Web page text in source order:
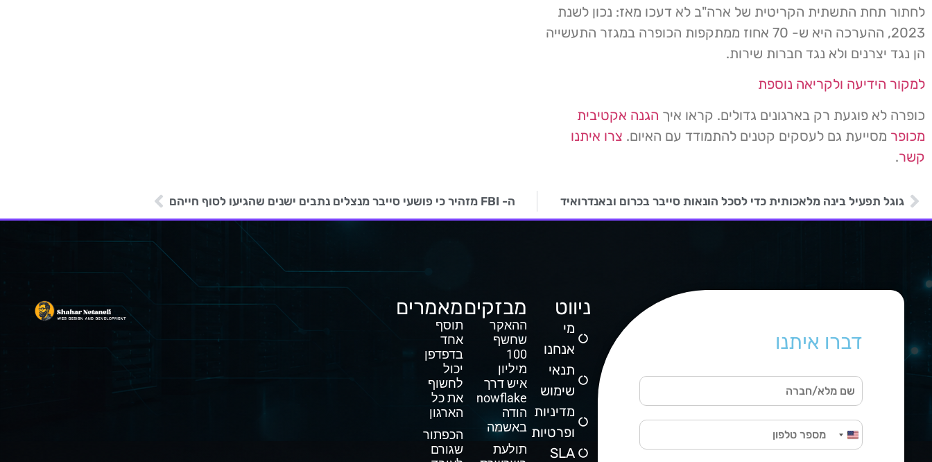
לחתור תחת התשתית הקריטית של ארה"ב לא דעכו מאז: נכון לשנת
2023, ההערכה היא ש- 70 אחוז ממתקפות הכופרה במגזר התעשייה
הן נגד יצרנים ולא נגד חברות שירות.
למקור הידיעה ולקריאה נוספת
כופרה לא פוגעת רק בארגונים גדולים. קראו איך הגנה אקטיבית
מכופר מסייעת גם לעסקים קטנים להתמודד עם האיום. צרו איתנו
קשר.
גוגל תפעיל בינה מלאכותית כדי לסכל הונאות סייבר בכרום ובאנדרואיד ה- FBI מזהיר כי פושעי סייבר מנצלים נתבים ישנים שהגיעו לסוף חייהם
דברו איתנו
ש
ם
מ
ל
ט
ל United States +1
ניווט
מי
אנחנו
תנאי
שימוש
מדיניות
ופרטיות
SLA
מבזקים
ההאקר
שחשף
100
מיליון
איש דרך
Snowflake
הודה
באשמה
תולעת
מאמרים
תוסף
אחד
בדפדפן
יכול
לחשוף
את כל
הארגון
הכפתור
שגורם